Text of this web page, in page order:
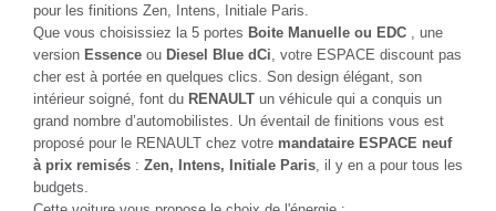
pour les finitions Zen, Intens, Initiale Paris.
Que vous choisissiez la 5 portes Boite Manuelle ou EDC , une
version Essence ou Diesel Blue dCi , votre ESPACE discount pas
cher est à portée en quelques clics. Son design élégant, son
intérieur soigné, font du RENAULT un véhicule qui a conquis un
grand nombre d’automobilistes. Un éventail de finitions vous est
proposé pour le RENAULT chez votre mandataire ESPACE neuf
à prix remisés : Zen, Intens, Initiale Paris , il y en a pour tous les
budgets.